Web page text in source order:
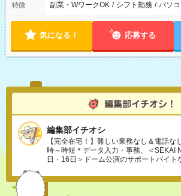
特徴 副業・WワークOK / シフト勤務 / パソ
気になる！ 応募する
編集部イチオシ
【完全在宅！】難しい業務なし＆電話な
時～時短＊データ入力・事務、＜SEKAI
日・16日＞ドーム公演のサポートバイト